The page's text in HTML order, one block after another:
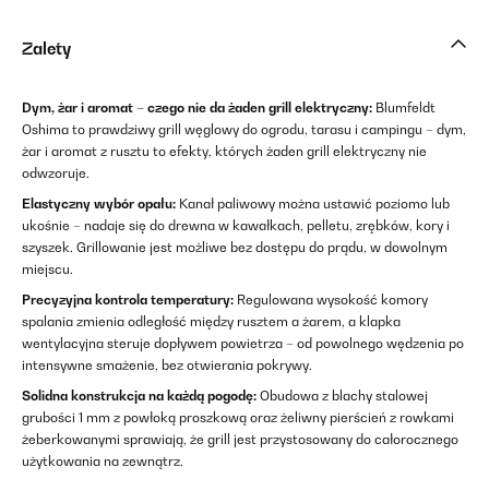
Zalety
Dym, żar i aromat – czego nie da żaden grill elektryczny: Blumfeldt
Oshima to prawdziwy grill węglowy do ogrodu, tarasu i campingu – dym,
żar i aromat z rusztu to efekty, których żaden grill elektryczny nie
odwzoruje.
Elastyczny wybór opału: Kanał paliwowy można ustawić poziomo lub
ukośnie – nadaje się do drewna w kawałkach, pelletu, zrębków, kory i
szyszek. Grillowanie jest możliwe bez dostępu do prądu, w dowolnym
miejscu.
Precyzyjna kontrola temperatury: Regulowana wysokość komory
spalania zmienia odległość między rusztem a żarem, a klapka
wentylacyjna steruje dopływem powietrza – od powolnego wędzenia po
intensywne smażenie, bez otwierania pokrywy.
Solidna konstrukcja na każdą pogodę: Obudowa z blachy stalowej
grubości 1 mm z powłoką proszkową oraz żeliwny pierścień z rowkami
żeberkowanymi sprawiają, że grill jest przystosowany do całorocznego
użytkowania na zewnątrz.